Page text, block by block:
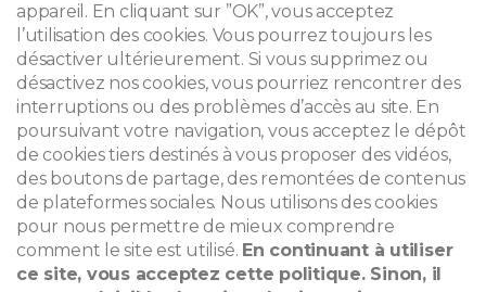
Mentions légales
Newsletter
Recherche
appareil. En cliquant sur ”OK”, vous acceptez
l’utilisation des cookies. Vous pourrez toujours les
désactiver ultérieurement. Si vous supprimez ou
désactivez nos cookies, vous pourriez rencontrer des
interruptions ou des problèmes d’accès au site. En
poursuivant votre navigation, vous acceptez le dépôt
de cookies tiers destinés à vous proposer des vidéos,
des boutons de partage, des remontées de contenus
de plateformes sociales. Nous utilisons des cookies
pour nous permettre de mieux comprendre
comment le site est utilisé. En continuant à utiliser
ce site, vous acceptez cette politique. Sinon, il